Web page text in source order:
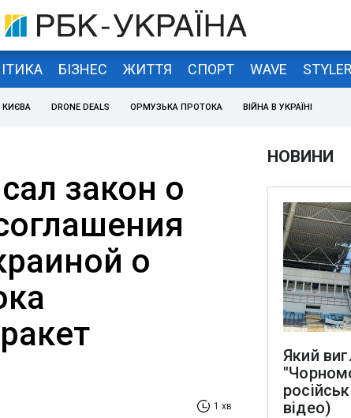
БІЗНЕС ЖИТТЯ СПОРТ WAVE STYLER
КИЄВА DRONE DEALS ОРМУЗЬКА ПРОТОКА ВІЙНА В УКРАЇНІ
закон о
о
1 хв
НОВИНИ
Який
відео)